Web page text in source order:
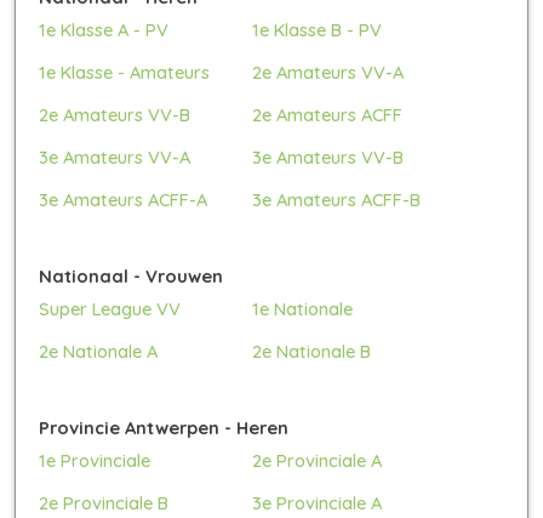
1e Klasse A - PV
1e Klasse B - PV
1e Klasse - Amateurs
2e Amateurs VV-A
2e Amateurs VV-B
2e Amateurs ACFF
3e Amateurs VV-A
3e Amateurs VV-B
3e Amateurs ACFF-A
3e Amateurs ACFF-B
Nationaal - Vrouwen
Super League VV
1e Nationale
2e Nationale A
2e Nationale B
Provincie Antwerpen - Heren
1e Provinciale
2e Provinciale A
2e Provinciale B
3e Provinciale A